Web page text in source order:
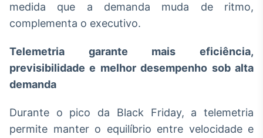
Monitoramento
inteligente de
conteúdos
Broadcast
plataforma para
analisar fundos
de investimento
medida que a demanda muda de ritmo,
complementa o executivo.
Telemetria garante mais eficiência,
previsibilidade e melhor desempenho sob alta
demanda
Durante o pico da Black Friday, a telemetria
permite manter o equilíbrio entre velocidade e